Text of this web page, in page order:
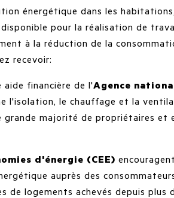
énergétique dans les
pour la réalisation de
à la réduction de la
recevoir:
aide financière de l'Agence
l'isolation, le chauffage et la
grande majorité de propriétaires
d'énergie (CEE)
auprès des
de logements achevés depuis plus